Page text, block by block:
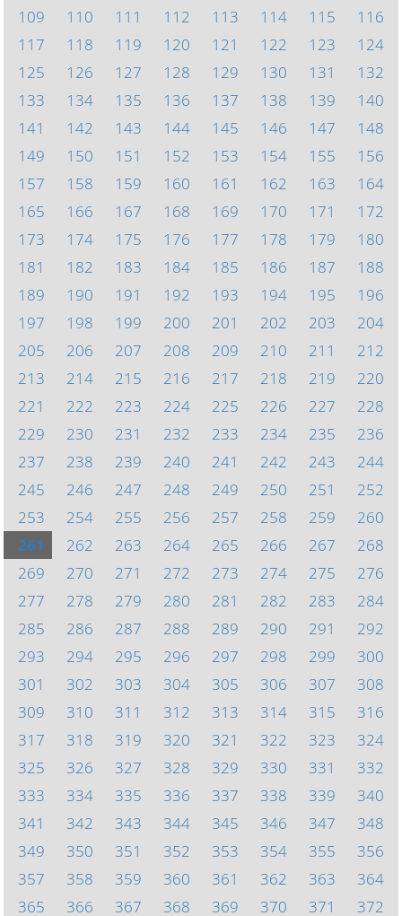
109
110 111 112 113 114 115
116
117
118 119 120 121 122 123
124
125
126 127 128 129 130 131
132
133
134 135 136 137 138 139
140
141
142 143 144 145 146 147
148
149
150 151 152 153 154 155
156
157
158 159 160 161 162 163
164
165
166 167 168 169 170 171
172
173
174 175 176 177 178 179
180
181
182 183 184 185 186 187
188
189
190 191 192 193 194 195
196
197
198 199 200 201 202 203
204
205
206 207 208 209 210 211
212
213
214 215 216 217 218 219
220
221
222 223 224 225 226 227
228
229
230 231 232 233 234 235
236
237
238 239 240 241 242 243
244
245
246 247 248 249 250 251
252
253
254 255 256 257 258 259
260
261
262 263 264 265 266 267
268
269
270 271 272 273 274 275
276
277
278 279 280 281 282 283
284
285
286 287 288 289 290 291
292
293
294 295 296 297 298 299
300
301
302 303 304 305 306 307
308
309
310 311 312 313 314 315
316
317
318 319 320 321 322 323
324
325
326 327 328 329 330 331
332
333
334 335 336 337 338 339
340
341
342 343 344 345 346 347
348
349
350 351 352 353 354 355
356
357
358 359 360 361 362 363
364
365
366 367 368 369 370 371 372